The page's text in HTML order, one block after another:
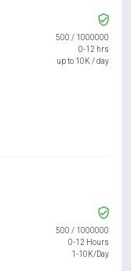
500 / 1000000
0-12 hrs
up to 10K / day
500 / 1000000
0-12 Hours
1-10K/Day